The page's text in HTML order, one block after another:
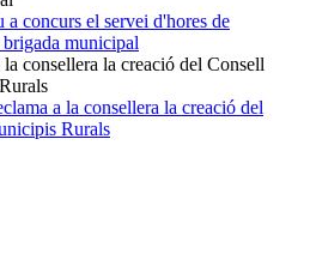
a concurs el servei d'hores de
municipal
a la consellera la creació del
Rurals